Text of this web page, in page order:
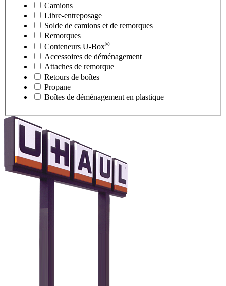
Camions
Libre-entreposage
Solde de camions et de remorques
Remorques
Conteneurs U-Box®
Accessoires de déménagement
Attaches de remorque
Retours de boîtes
Propane
Boîtes de déménagement en plastique